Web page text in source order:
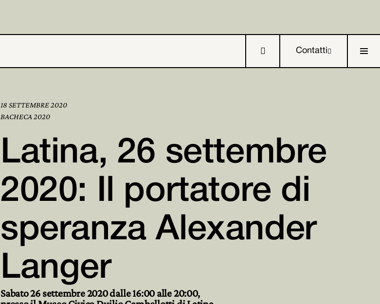
 Contatti
18 SETTEMBRE 2020
BACHECA 2020
Latina, 26 settembre
2020: Il portatore di
speranza Alexander
Langer
Sabato 26 settembre 2020 dalle 16:00 alle 20:00,